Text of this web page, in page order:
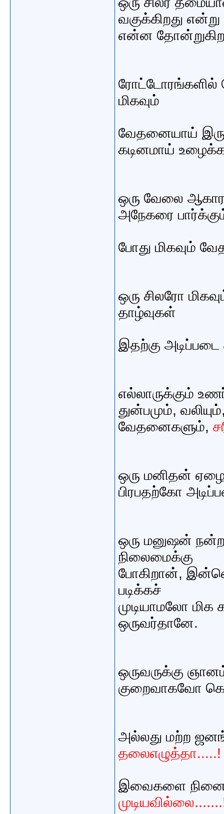
வகுக்கிறது என்று
என்ன
ரோட்டோரங்களில்
மிகவும்
வேதனையாய்
கடினமாய்
ஒரு வேலை
அநேகரை
போது மிகவும்
ஒரு சிலரோ
தாழ்வுகள்
இதற்கு அடிப்படை
எல்லாருக்கும்
துன்பமும்,
வேதனைகளும்,
ஒரு மனிதன்
பிரபதற்கோ
ஒரு மனுஷன்
நிலைமைக்கு
போகிறான்,
படிக்கச்
முடியாமலோ மிக
ஒருவர்தானே.
ஒருவருக்கு
குறைவாகவோ
அல்லது மற்ற
தலைஎழுத்தா.....!
இவைகளை